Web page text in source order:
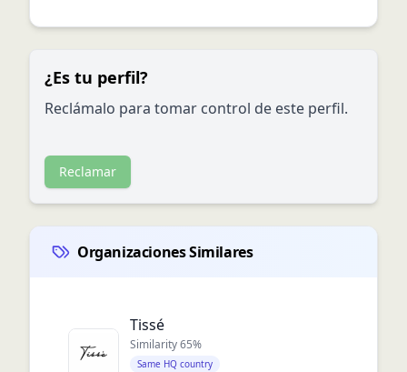
¿Es tu perfil?
Reclámalo para tomar control de este perfil.
Reclamar
Organizaciones Similares
Tissé
Similarity65%
Same HQ country